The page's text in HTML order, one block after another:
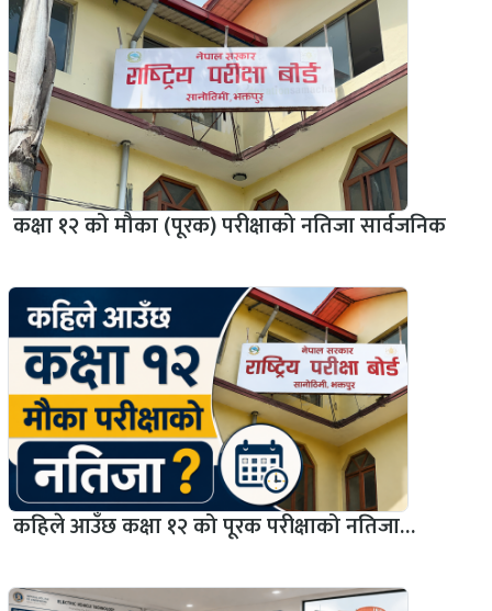
कक्षा १२ को मौका (पूरक) परीक्षाको नतिजा सार्वजनिक
कहिले आउँछ कक्षा १२ को पूरक परीक्षाको नतिजा…